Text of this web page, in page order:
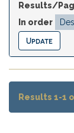
Results/
In order
Results 1-1